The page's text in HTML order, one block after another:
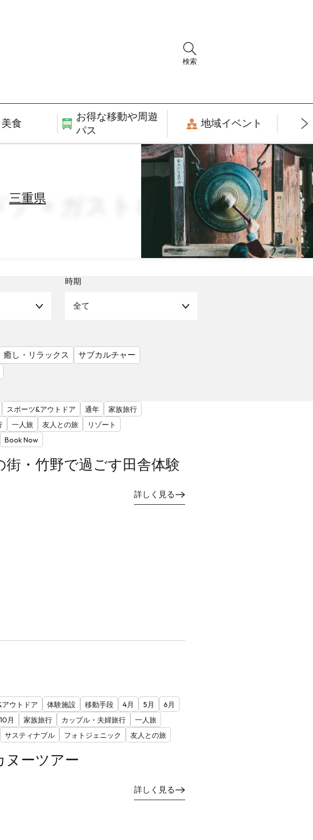
検索
美食
お得な移動や周遊
パス
地域イベント
三重県
ア × ガストロノミー ×
時期
全て
癒し・リラックス
サブカルチャー
スポーツ&アウトドア 通年
家族旅行
一人旅 友人との旅
リゾート
Book Now
街・竹野で過ごす田舎体験
詳しく見る
アウトドア 体験施設 移動手段 4月 5月
6月
10月 家族旅行 カップル・夫婦旅行
一人旅
サスティナブル フォトジェニック 友人との旅
ヌーツアー
詳しく見る